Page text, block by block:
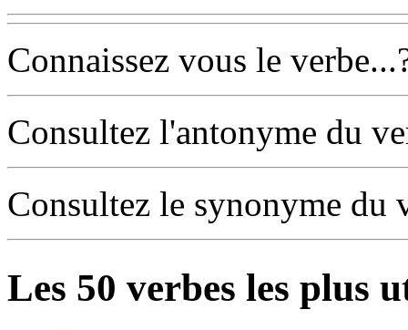
Connaissez vous le
Consultez l'antonyme du
Consultez le synonyme du
Les 50 verbes les plus